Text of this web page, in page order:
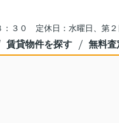
：３０ 定休日：水曜日、第
賃貸物件を探す 無料査